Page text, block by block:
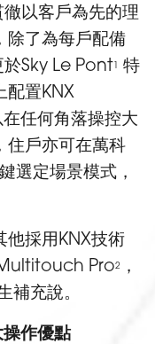
以客戶為先的理
除了為每戶配備
於Sky Le Pont1
特
配置KNX
在任何角落操控大
住戶亦可在萬科
選定場景模式，
他採用KNX技術
Pro2
，
補充說。
作優點